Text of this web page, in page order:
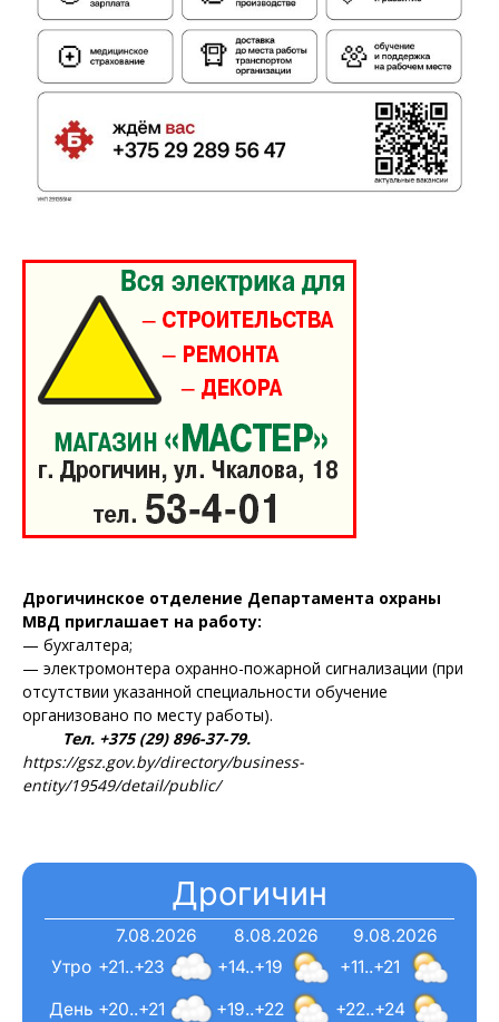
Дрогичинское отделение Департамента охраны
МВД приглашает на работу:
— бухгалтера;
— электромонтера охранно-пожарной сигнализации (при
отсутствии указанной специальности обучение
организовано по месту работы).
Тел. +375 (29) 896-37-79.
https://gsz.gov.by/directory/business-
entity/19549/detail/public/
Дрогичин
7.08.2026
+21..+23
+20..+21
8.08.2026
+14..+19
+19..+22
9.08.2026
+11..+21
+22..+24
День
Утро